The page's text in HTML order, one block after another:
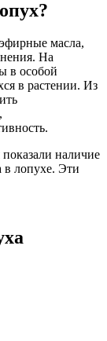
масла,
На
в особой
в растении. Из
наличие
в лопухе. Эти